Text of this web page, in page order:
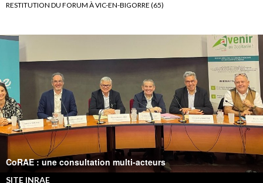
RESTITUTION DU FORUM À VIC-EN-BIGORRE (65)
CoRAE : une consultation multi-acteurs
SITE INRAE